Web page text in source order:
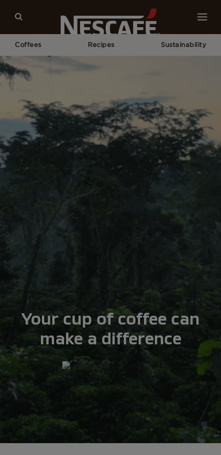
Coffees Recipes Sustainability
Sustainability
Your cup of coffee can
make a difference